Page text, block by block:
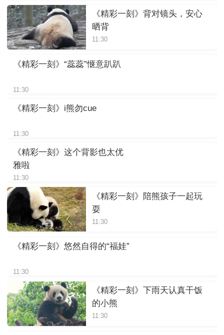
《精彩一刻》背对镜头，安心
晒背
11:30
《精彩一刻》“蕊蕊”惬意趴趴
11:30
《精彩一刻》i熊勿cue
11:30
《精彩一刻》这个背影也太优
雅啦
11:30
《精彩一刻》陪熊孩子一起玩
耍
11:30
《精彩一刻》悠然自得的“福娃”
11:30
《精彩一刻》下雨天认真干饭
的小熊
11:30